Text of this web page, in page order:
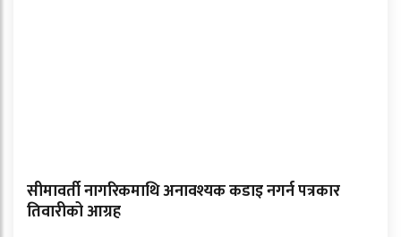
सीमावर्ती नागरिकमाथि अनावश्यक कडाइ नगर्न पत्रकार
तिवारीको आग्रह